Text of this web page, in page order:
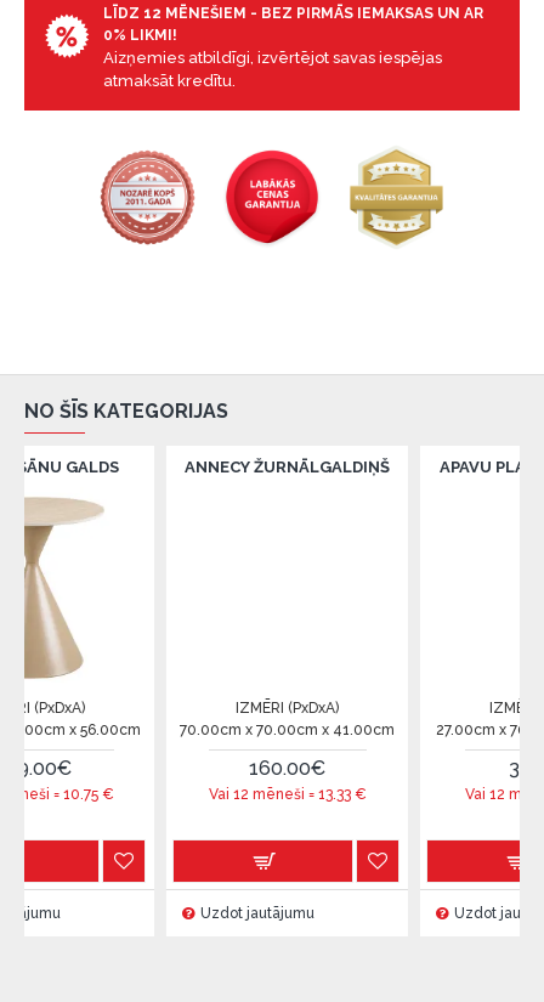
LĪDZ 12 MĒNEŠIEM - BEZ PIRMĀS IEMAKSAS UN AR
0% LIKMI!
Aizņemies atbildīgi, izvērtējot savas iespējas
atmaksāt kredītu.
NO ŠĪS KATEGORIJAS
56.00cm
€
ANNECY ŽURNĀLGALDIŅŠ
IZMĒRI (PxDxA)
70.00cm x 70.00cm x 41.00cm
160.00€
Vai 12 mēneši = 13.33€
Uzdot jautājumu
APAVU PLAUKTS
IZMĒRI (PxDxA)
27.00cm x 70.00cm x
Vai 12 mēneši = 2.91
Uzdot jautājumu